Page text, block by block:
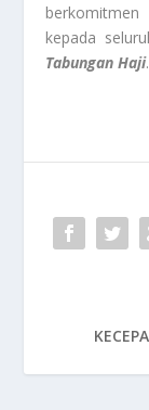
kepada
Tabungan Haji.